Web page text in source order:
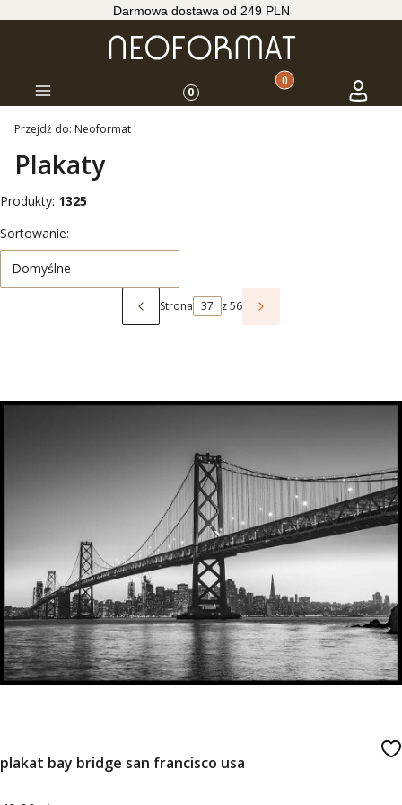
Darmowa dostawa od 249 PLN
Menu 0 Produkty w koszyku:
Koszyk Zaloguj
Przejdź do: Neoformat
Plakaty
Produkty: 1325
Lista produktów
Sortowanie:
Domyślne
Poprzednie produkty
Strona z 56 Następne produkty
plakat bay bridge san francisco usa